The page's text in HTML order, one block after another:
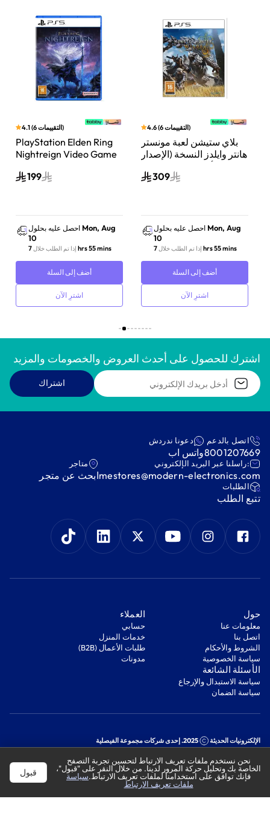
4.1(6التقييمات)
PlayStation Elden Ring
Nightreign Video Game
199
احصل عليه بحلول Mon, Aug
10
إذا تم الطلب خلال 7 hrs 55 mins
أضف إلى السلة
اشترِ الآن
4.6(6التقييمات)
بلاي ستيشن لعبة مونستر
هانتر وايلدز النسخة (الإصدار
ثلاثي الأبعاد المتحرك) بلاي
ستيشن 5
309
احصل عليه بحلول Mon, Aug
10
إذا تم الطلب خلال 7 hrs 55 mins
أضف إلى السلة
اشترِ الآن
اشترك للحصول على أحدث العروض والخصومات والمزيد
اشتراك
اتصل بالدعم
8001207669
دعونا ندردش
واتس اب
:راسلنا عبر البريد الإلكتروني
mestores@modern-electronics.com
متاجر
ابحث عن متجر
‫الطلبات‬
‫تتبع الطلب‬
‫حول‬
معلومات عنا
اتصل بنا
‫الشروط والأحكام‬
‫سياسة الخصوصية‬
‫العملاء‬
‫حسابي‬
‫خدمات المنزل‬
‫طلبات الأعمال (B2B)‬
مدونات
‫الأسئلة الشائعة‬
‫سياسة الاستبدال والإرجاع‬
‫سياسة الضمان‬
الإلكترونيات الحديثة 2025. إحدى شركات مجموعة الفيصلية
الرقم الضريبي: 301244989910003
نحن نستخدم ملفات تعريف الارتباط لتحسين تجربة التصفح
الخاصة بك وتحليل حركة المرور لدينا. من خلال النقر على "قبول"،
فإنك توافق على استخدامنا لملفات تعريف الارتباط.سياسة
ملفات تعريف الارتباط
قبول